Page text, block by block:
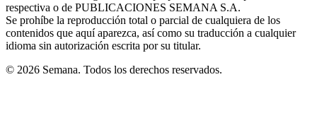
window
respectiva o de PUBLICACIONES SEMANA S.A.
Se prohíbe la reproducción total o parcial de cualquiera de los
contenidos que aquí aparezca, así como su traducción a cualquier
idioma sin autorización escrita por su titular.
© 2026 Semana. Todos los derechos reservados.